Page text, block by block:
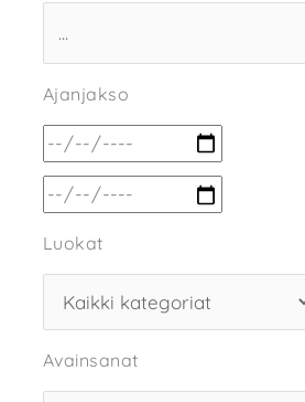
Ajanjakso
Luokat
Avainsanat